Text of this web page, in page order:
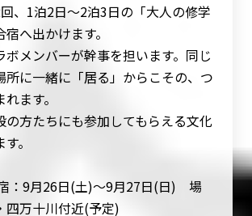
、1泊2日〜2泊3日の「大人の修学
へ出かけます。
ボメンバーが幹事を担います。同じ
所に一緒に「居る」からこその、つ
ます。
の方たちにも参加してもらえる文化
。
：9月26日(土)〜9月27日(日) 場
四万十川付近(予定)